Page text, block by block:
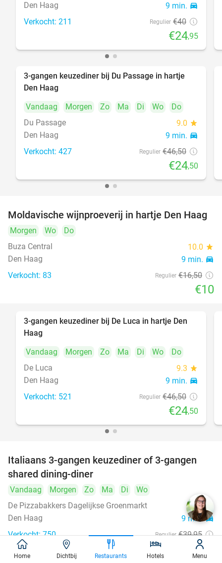
Den Haag 9 min. directions_car
Verkocht: 211 Regulier €40
€24,95
47%
3-gangen keuzediner bij Du Passage in hartje
Den Haag
Vandaag
Morgen Zo Ma Di Wo
Do
Du Passage
9.0 star
Den Haag 9 min. directions_car
Verkocht: 427 Regulier €46,50
€24,50
39%
Moldavische wijnproeverij in hartje Den Haag
Morgen Wo
Do
Buza Central
10.0 star
Den Haag 9 min. directions_car
Verkocht: 83 Regulier €16,50
€10
47%
3-gangen keuzediner bij De Luca in hartje Den
Haag
Vandaag
Morgen Zo Ma Di Wo
Do
De Luca
9.3 star
Den Haag 9 min. directions_car
Verkocht: 521 Regulier €46,50
€24,50
50%
Italiaans 3-gangen keuzediner of 3-gangen
shared dining-diner
Vandaag Morgen Zo Ma Di
Wo
De Pizzabakkers Dagelijkse Groenmarkt
8.6star
Den Haag 9 min.directions_car
Verkocht: 750 Regulier €39,95
€19
Home Dichtbij Restaurants Hotels Menu